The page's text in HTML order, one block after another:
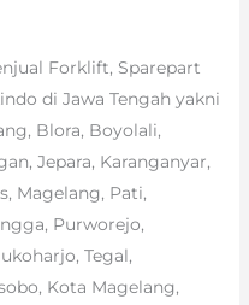
Forklift, Sparepart
di Jawa Tengah yakni
Blora, Boyolali,
Jepara, Karanganyar,
Magelang, Pati,
Purworejo,
Tegal,
Kota Magelang,